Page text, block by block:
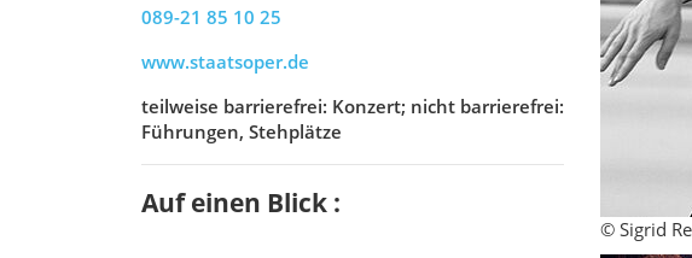
089-21 85 10 25
www.staatsoper.de
teilweise barrierefrei: Konzert; nicht barrierefrei:
Führungen, Stehplätze
Auf einen Blick :
© Sigrid